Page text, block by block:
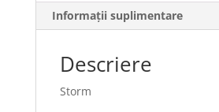
Informații suplimentare
Descriere
Storm